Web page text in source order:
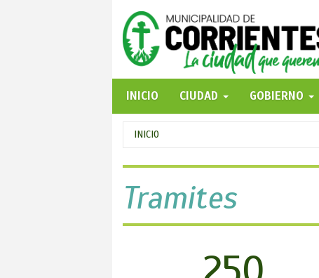
INICIO
CIUDAD GOBIERNO
Se
encuentra
usted
aquí
INICIO
Tramites